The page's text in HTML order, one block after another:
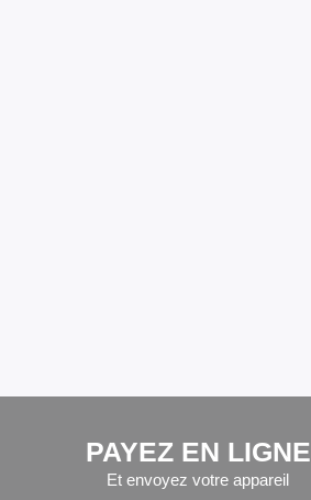
PAYEZ EN LIGNE
Et envoyez votre appareil